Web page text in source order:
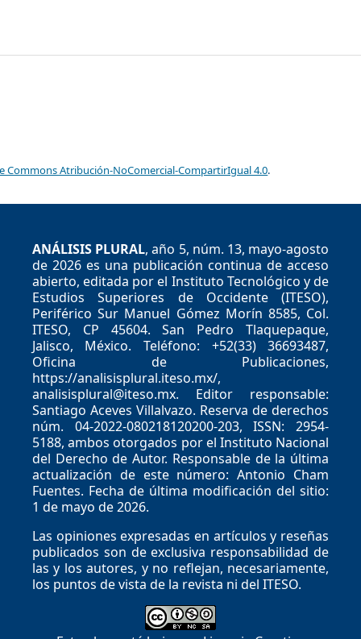
Commons Atribución-NoComercial-CompartirIgual 4.0.
ANÁLISIS PLURAL, año 5, núm. 13, mayo-agosto
de 2026 es una publicación continua de acceso
abierto, editada por el Instituto Tecnológico y de
Estudios Superiores de Occidente (ITESO),
Periférico Sur Manuel Gómez Morín 8585, Col.
ITESO, CP 45604. San Pedro Tlaquepaque,
Jalisco, México. Teléfono: +52(33) 36693487,
Oficina de Publicaciones,
https://analisisplural.iteso.mx/,
analisisplural@iteso.mx. Editor responsable:
Santiago Aceves Villalvazo. Reserva de derechos
núm. 04-2022-080218120200-203, ISSN: 2954-
5188, ambos otorgados por el Instituto Nacional
del Derecho de Autor. Responsable de la última
actualización de este número: Antonio Cham
Fuentes. Fecha de última modificación del sitio:
1 de mayo de 2026.
Las opiniones expresadas en artículos y reseñas
publicados son de exclusiva responsabilidad de
las y los autores, y no reflejan, necesariamente,
los puntos de vista de la revista ni del ITESO.